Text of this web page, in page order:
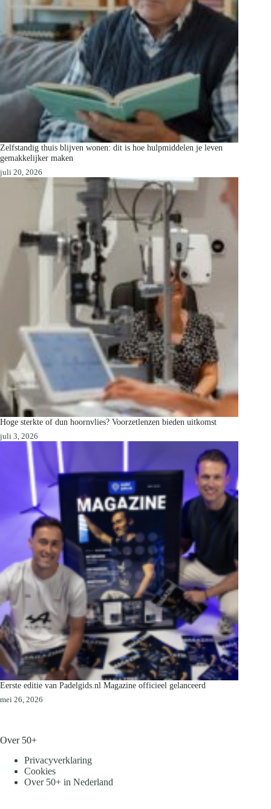
Zelfstandig thuis blijven wonen: dit is hoe hulpmiddelen je leven
gemakkelijker maken
juli 20, 2026
Hoge sterkte of dun hoornvlies? Voorzetlenzen bieden uitkomst
juli 3, 2026
Eerste editie van Padelgids.nl Magazine officieel gelanceerd
mei 26, 2026
Over 50+
Privacyverklaring
Cookies
Over 50+ in Nederland